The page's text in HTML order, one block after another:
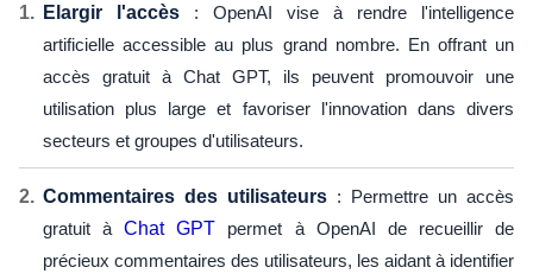
Elargir l'accès : OpenAI vise à rendre l'intelligence
artificielle accessible au plus grand nombre. En offrant un
accès gratuit à Chat GPT, ils peuvent promouvoir une
utilisation plus large et favoriser l'innovation dans divers
secteurs et groupes d'utilisateurs.
Commentaires des utilisateurs : Permettre un accès
gratuit àChat GPT permet à OpenAI de recueillir de
précieux commentaires des utilisateurs, les aidant à identifier